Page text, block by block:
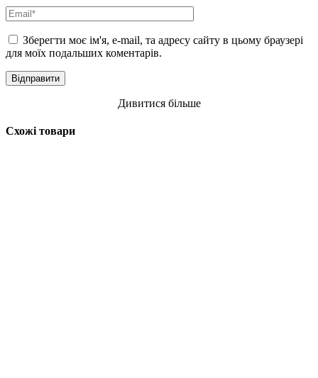
Зберегти моє ім'я, e-mail, та адресу сайту в цьому браузері
для моїх подальших коментарів.
Дивитися більше
Схожі товари